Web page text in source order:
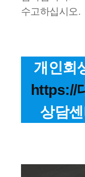
수고하십시오.
개인회
https://
상담